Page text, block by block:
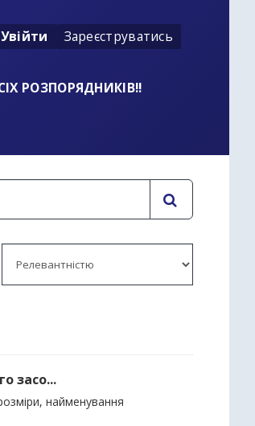
Увійти Зареєструватись
РОЗПОРЯДНИКІВ!!
засо...
найменування